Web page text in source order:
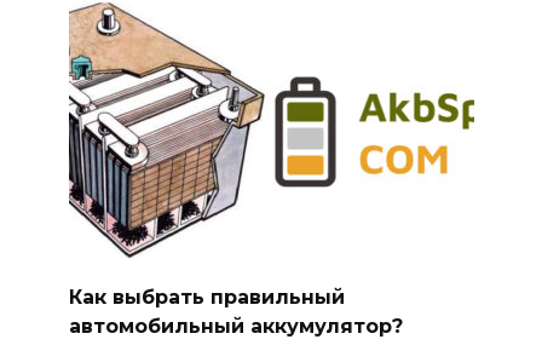
Как выбрать правильный
автомобильный аккумулятор?